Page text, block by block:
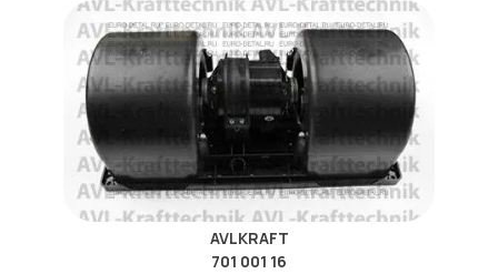
AVLKRAFT
701 001 16